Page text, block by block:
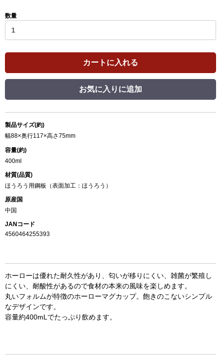
数量
カートに入れる
お気に入りに追加
製品サイズ(約)
幅88×奥行117×高さ75mm
容量(約)
400ml
材質(品質)
ほうろう用鋼板（表面加工：ほうろう）
原産国
中国
JANコード
4560464255393
ホーローは優れた耐久性があり、匂いが移りにくい、雑菌が繁殖し
にくい、耐酸性があるので食材の本来の風味を楽しめます。
丸いフォルムが特徴のホーローマグカップ。飽きのこないシンプル
なデザインです。
容量約400mLでたっぷり飲めます。